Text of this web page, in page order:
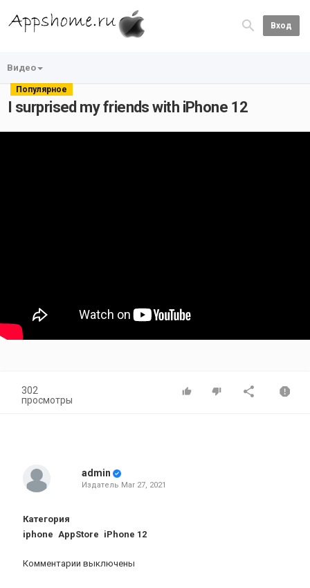
Вход
Видео
Популярное
I surprised my friends with iPhone 12
302
просмотры
admin
Издатель Mar 27, 2021
Категория
iphone AppStore iPhone 12
Комментарии выключены